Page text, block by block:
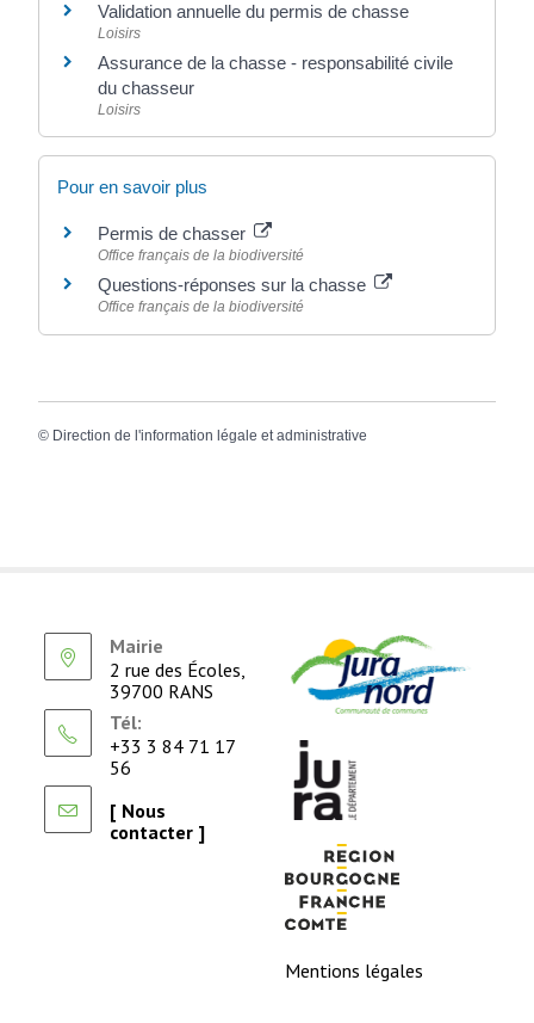
Validation annuelle du permis de chasse
Loisirs
Assurance de la chasse - responsabilité civile
du chasseur
Loisirs
Pour en savoir plus
Permis de chasser
Office français de la biodiversité
Questions-réponses sur la chasse
Office français de la biodiversité
© Direction de l'information légale et administrative
Mairie
2 rue des Écoles,
39700 RANS
Tél:
+33 3 84 71 17
56
[ Nous
contacter ]
Mentions légales